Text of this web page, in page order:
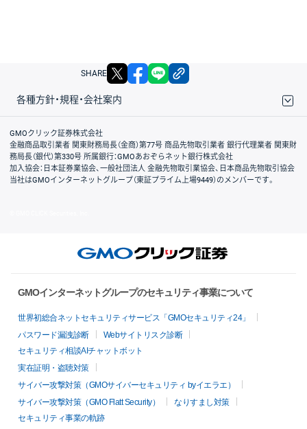
SHARE X facebook
各種方針・規程・会社案内
取引規程・約款
サイトマップ
その他のご案内
個人情報保護方針
最良執行方針
サイトのご利用について
ディスクレイマー
信託保全
リスク説明
会社案内
GMOクリック証券株式会社
金融商品取引業者 関東財務局長（金商）第77号 商品先物取引業者 銀行代理業者 関東財
務局長（銀代）第330号 所属銀行：GMOあおぞらネット銀行株式会社
加入協会：日本証券業協会、一般社団法人 金融先物取引業協会、日本商品先物取引協会
当社はGMOインターネットグループ（東証プライム上場9449）のメンバーです。
GMOインターネットグループのセキュリティ事業について
世界初総合ネットセキュリティサービス「GMOセキュリティ24」
パスワード漏洩診断
Webサイトリスク診断
セキュリティ相談AIチャットボット
実在証明・盗聴対策
サイバー攻撃対策（GMOサイバーセキュリティ byイエラエ）
サイバー攻撃対策（GMO Flatt Security）
なりすまし対策
セキュリティ事業の軌跡